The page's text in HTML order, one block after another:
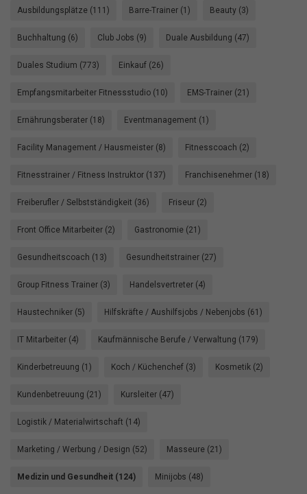
Ausbildungsplätze (111) Barre-Trainer (1) Beauty (3)
Buchhaltung (6) Club Jobs (9) Duale Ausbildung (47)
Duales Studium (773) Einkauf (26)
Empfangsmitarbeiter Fitnessstudio (10) EMS-Trainer (21)
Ernährungsberater (18) Eventmanagement (1)
Facility Management / Hausmeister (8) Fitnesscoach (2)
Fitnesstrainer / Fitness Instruktor (137) Franchisenehmer (18)
Freiberufler / Selbstständigkeit (36) Friseur (2)
Front Office Mitarbeiter (2) Gastronomie (21)
Gesundheitscoach (13) Gesundheitstrainer (27)
Group Fitness Trainer (3) Handelsvertreter (4)
Haustechniker (5) Hilfskräfte / Aushilfsjobs / Nebenjobs (61)
IT Mitarbeiter (4) Kaufmännische Berufe / Verwaltung (179)
Kinderbetreuung (1) Koch / Küchenchef (3) Kosmetik (2)
Kundenbetreuung (21) Kursleiter (47)
Logistik / Materialwirtschaft (14)
Marketing / Werbung / Design (52) Masseure (21)
Medizin und Gesundheit (124) Minijobs (48)